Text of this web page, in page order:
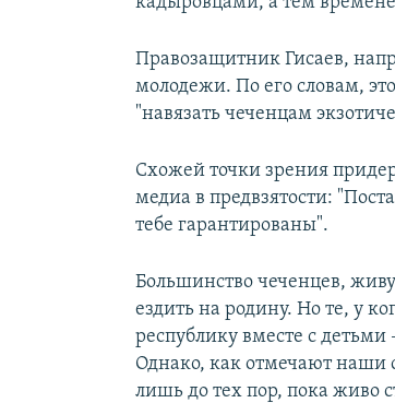
Правозащитник Гисаев,
молодежи. По его словам,
"навязать чеченцам
Схожей точки зрения
медиа в предвзятости:
тебе гарантированы".
Большинство чеченцев,
ездить на родину. Но те, у
республику вместе с
Однако, как отмечают наши
лишь до тех пор, пока живо